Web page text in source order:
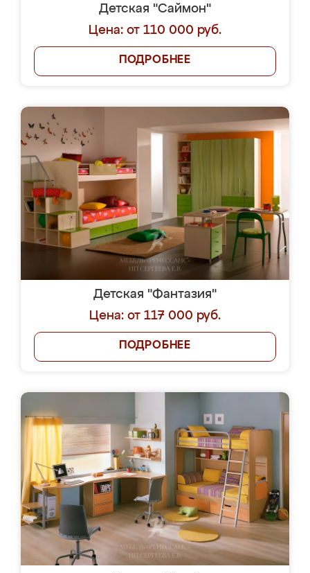
Детская "Саймон"
Цена: от 110 000 руб.
ПОДРОБНЕЕ
Детская "Фантазия"
Цена: от 117 000 руб.
ПОДРОБНЕЕ